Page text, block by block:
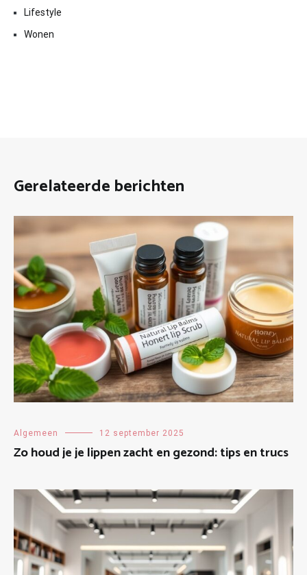
Lifestyle
Wonen
Gerelateerde berichten
Algemeen 12 september 2025
Zo houd je je lippen zacht en gezond: tips en trucs